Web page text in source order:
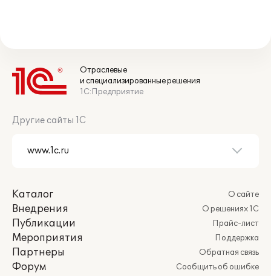
Отраслевые
и специализированные решения
1С:Предприятие
Другие сайты 1С
Каталог
Внедрения
Публикации
Мероприятия
Партнеры
Форум
О сайте
О решениях 1С
Прайс-лист
Поддержка
Обратная связь
Сообщить об ошибке